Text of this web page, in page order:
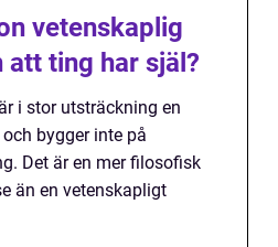
vetenskaplig
ting har själ?
i stor utsträckning en
bygger inte på
Det är en mer filosofisk
än en vetenskapligt